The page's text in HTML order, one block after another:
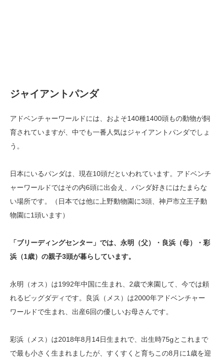
ジャイアントパンダ
アドベンチャーワールドには、およそ140種1400頭もの動物が飼
育されていますが、中でも一番人気はジャイアントパンダでしょ
う。
日本にいるパンダは、現在10頭だといわれています。アドベンチ
ャーワールドではその内6頭に出会え、パンダ好きにはたまらな
い場所です。（日本では他に上野動物園に3頭、神戸市立王子動
物園に1頭います）
「ブリーディングセンター」では、永明（父）・良浜（母）・彩
浜（1歳）の親子3頭が暮らしています。
永明（オス）は1992年中国に生まれ、2歳で来園して、今では頼
れるビッグダディです。良浜（メス）は2000年アドベンチャー
ワールドで生まれ、出産6回の優しいお母さんです。
彩浜（メス）は2018年8月14日生まれで、出生時75gとこれまで
で最も小さく生まれましたが、すくすくと育ちこの8月に1歳を迎